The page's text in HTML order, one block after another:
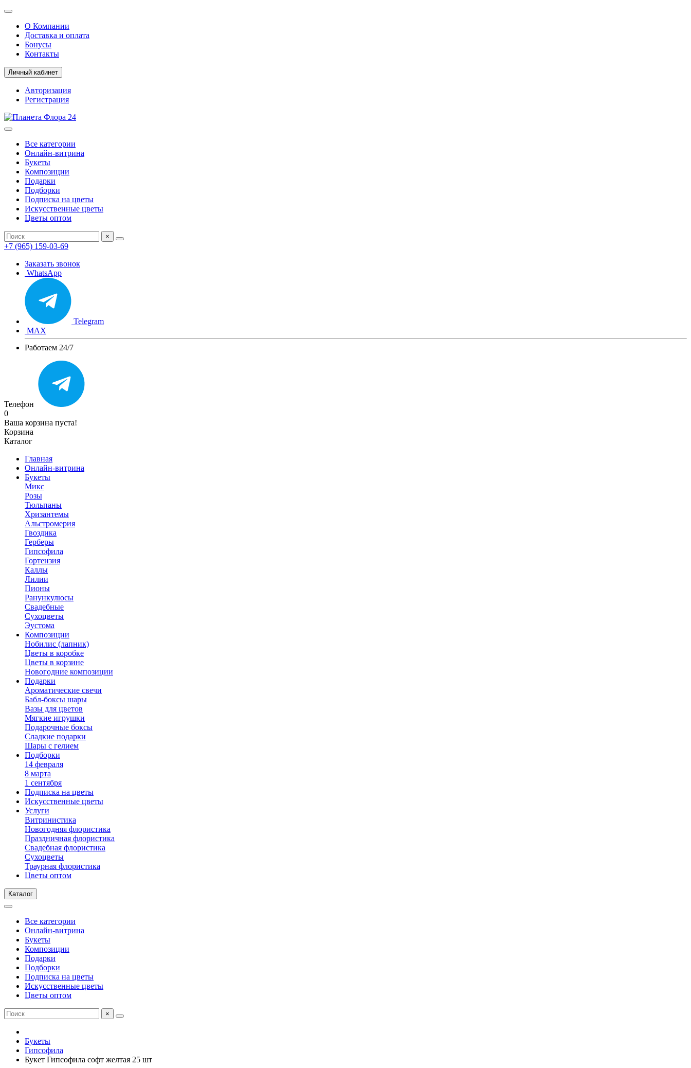
О Компании
Доставка и оплата
Бонусы
Контакты
Личный кабинет
Авторизация
Регистрация
Все категории
Онлайн-витрина
Букеты
Композиции
Подарки
Подборки
Подписка на цветы
Искусственные цветы
Цветы оптом
×
+7 (965) 159-03-69
Заказать звонок
WhatsApp
Telegram
MAX
Работаем 24/7
Телефон
0
Ваша корзина пуста!
Корзина
Каталог
Главная
Онлайн-витрина
Букеты
Микс
Розы
Тюльпаны
Хризантемы
Альстромерия
Гвоздика
Герберы
Гипсофила
Гортензия
Каллы
Лилии
Пионы
Ранункулюсы
Свадебные
Сухоцветы
Эустома
Композиции
Нобилис (лапник)
Цветы в коробке
Цветы в корзине
Новогодние композиции
Подарки
Ароматические свечи
Бабл-боксы шары
Вазы для цветов
Мягкие игрушки
Подарочные боксы
Сладкие подарки
Шары с гелием
Подборки
14 февраля
8 марта
1 сентября
Подписка на цветы
Искусственные цветы
Услуги
Витринистика
Новогодняя флористика
Праздничная флористика
Свадебная флористика
Сухоцветы
Траурная флористика
Цветы оптом
Каталог
Все категории
Онлайн-витрина
Букеты
Композиции
Подарки
Подборки
Подписка на цветы
Искусственные цветы
Цветы оптом
×
Букеты
Гипсофила
Букет Гипсофила софт желтая 25 шт